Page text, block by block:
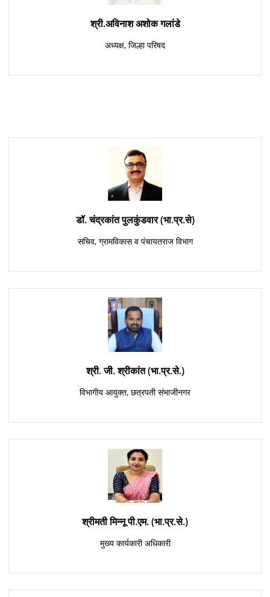
श्री.अविनाश अशोक गलांडे
अध्यक्ष, जिल्हा परिषद
डॉ. चंद्रकांत पुलकुंडवार (भा.प्र.से)
सचिव, ग्रामविकास व पंचायतराज विभाग
श्री. जी. श्रीकांत (भा.प्र.से.)
विभागीय आयुक्त, छत्रपती संभाजीनगर
श्रीमती मिन्नू पी.एम. (भा.प्र.से.)
मुख्य कार्यकारी अधिकारी